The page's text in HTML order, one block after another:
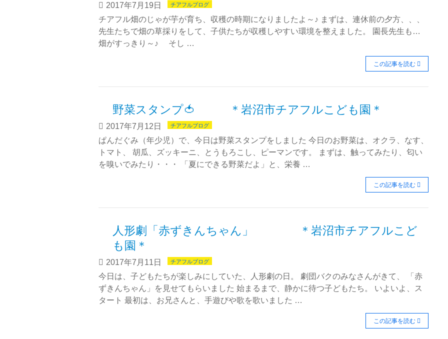
2017年7月19日 チアフルブログ
チアフル畑のじゃが芋が育ち、収穫の時期になりましたよ～♪ まずは、連休前の夕方、、、
先生たちで畑の草採りをして、子供たちが収穫しやすい環境を整えました。 園長先生も…
畑がすっきり～♪ そし …
この記事を読む
野菜スタンプ🍅 ＊岩沼市チアフルこども園＊
2017年7月12日 チアフルブログ
ぱんだぐみ（年少児）で、今日は野菜スタンプをしました 今日のお野菜は、オクラ、なす、
トマト、 胡瓜、ズッキーニ、とうもろこし、ピーマンです。 まずは、触ってみたり、匂い
を嗅いでみたり・・・ 「夏にできる野菜だよ」と、栄養 …
この記事を読む
人形劇「赤ずきんちゃん」 ＊岩沼市チアフルこど
も園＊
2017年7月11日 チアフルブログ
今日は、子どもたちが楽しみにしていた、人形劇の日。 劇団バクのみなさんがきて、 「赤
ずきんちゃん」を見せてもらいました 始まるまで、静かに待つ子どもたち。 いよいよ、ス
タート 最初は、お兄さんと、手遊びや歌を歌いました …
この記事を読む